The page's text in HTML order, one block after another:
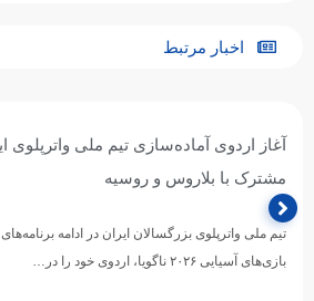
اخبار مرتبط
آغاز اردوی آماده‌سازی تیم ملی واترپلوی
مشترک با بلاروس و روسیه
تیم ملی واترپلوی بزرگسالان ایران در ادامه
بازی‌های آسیایی ۲۰۲۶ ناگویا، اردوی خود را در…